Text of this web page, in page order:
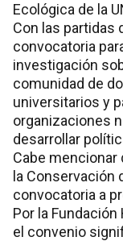
Ecológica de la
Con las partidas
convocatoria
investigación
comunidad de
universitarios y
organizaciones
desarrollar
Cabe mencionar
la Conservación
convocatoria a
Por la
el convenio